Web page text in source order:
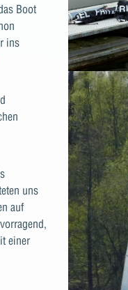
Boot
ins
uns
auf
einer